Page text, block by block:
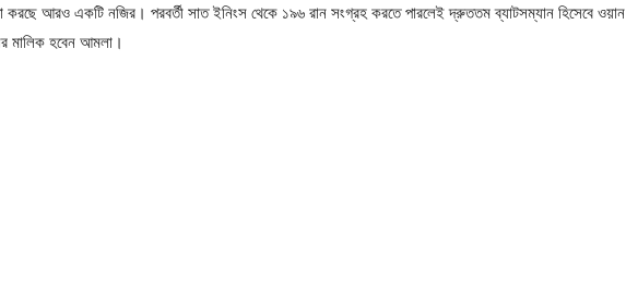
আরও একটি নজির। পরবর্তী সাত ইনিংস থেকে ১৯৬ রান সংগ্রহ করতে পারলেই দ্রুততম ব্যাটসম্যান হিসেবে ওয়ান
মালিক হবেন আমলা।